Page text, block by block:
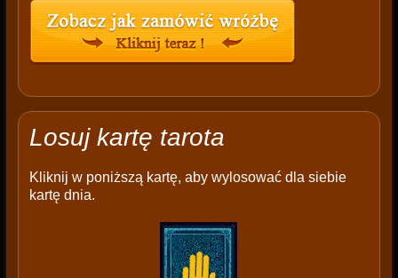
Losuj kartę tarota
Kliknij w poniższą kartę, aby wylosować dla siebie
kartę dnia.